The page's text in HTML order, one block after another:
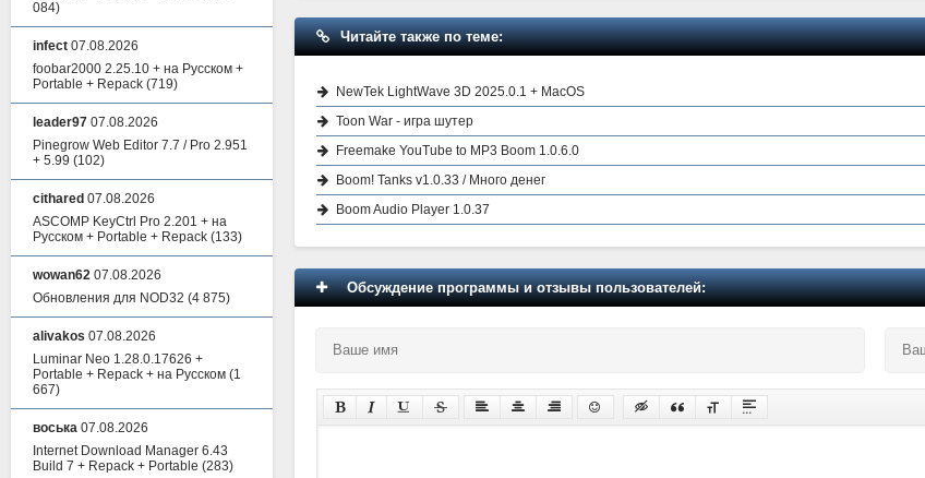
Читайте также по теме:
NewTek LightWave 3D 2025.0.1 + MacOS
Toon War - игра шутер
Freemake YouTube to MP3 Boom 1.0.6.0
Boom! Tanks v1.0.33 / Много денег
Boom Audio Player 1.0.37
Обсуждение программы и отзывы пользователей:
084)
infect 07.08.2026
foobar2000 2.25.10 + на Русском +
Portable + Repack (719)
leader97 07.08.2026
Pinegrow Web Editor 7.7 / Pro 2.951
+ 5.99 (102)
cithared 07.08.2026
ASCOMP KeyCtrl Pro 2.201 + на
Русском + Portable + Repack (133)
wowan62 07.08.2026
Обновления для NOD32 (4 875)
alivakos 07.08.2026
Luminar Neo 1.28.0.17626 +
Portable + Repack + на Русском (1
667)
воська 07.08.2026
Internet Download Manager 6.43
Build 7 + Repack + Portable (283)